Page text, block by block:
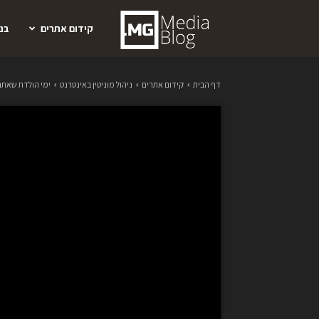
קידום
אתרים
קידום אתרים
דף הבית קידום אתרים ניהול מוניטין באינטרנט ימי הולדת